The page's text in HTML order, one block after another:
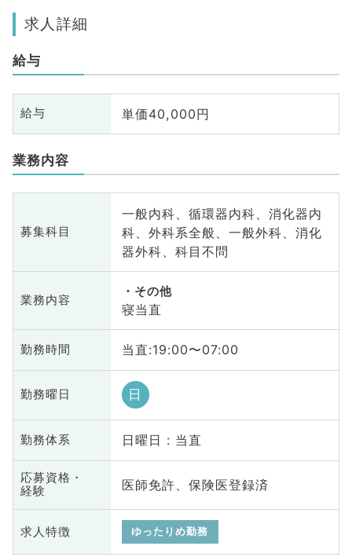
求人詳細
給与
給与 単価40,000円
業務内容
募集科目
一般内科、循環器内科、消化器内
科、外科系全般、一般外科、消化
器外科、科目不問
業務内容
その他
寝当直
勤務時間 当直:19:00〜07:00
勤務曜日 日
勤務体系 日曜日 : 当直
応募資格・
経験
医師免許、保険医登録済
求人特徴 ゆったりめ勤務